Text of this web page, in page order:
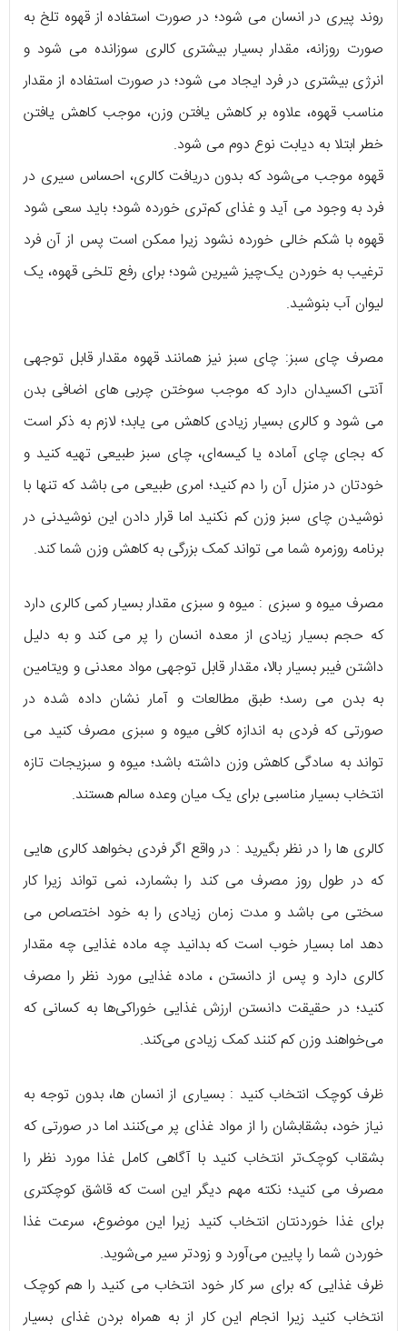
روند پیری در انسان می شود؛ در صورت استفاده از قهوه تلخ به
صورت روزانه، مقدار بسیار بیشتری کالری سوزانده می شود و
انرژی بیشتری در فرد ایجاد می شود؛ در صورت استفاده از مقدار
مناسب قهوه، علاوه‌ بر کاهش یافتن وزن، موجب کاهش یافتن
خطر ابتلا به دیابت نوع دوم می شود.
قهوه موجب می‌شود که بدون دریافت کالری، احساس سیری در
فرد به وجود می آید و غذای کم‌تری خورده شود؛ باید سعی شود
قهوه با شکم خالی خورده نشود زیرا ممکن است پس از آن فرد
ترغیب به خوردن یک‌چیز شیرین شود؛ برای رفع تلخی قهوه، یک
لیوان آب بنوشید.
مصرف چای سبز: چای سبز نیز همانند قهوه مقدار قابل توجهی
آنتی اکسیدان دارد که موجب سوختن چربی های اضافی بدن
می شود و کالری بسیار زیادی کاهش می یابد؛ لازم به ذکر است
که بجای چای آماده یا کیسه‌ای، چای سبز طبیعی تهیه کنید و
خودتان در منزل آن را دم کنید؛ امری طبیعی می باشد که تنها با
نوشیدن چای سبز وزن کم نکنید اما قرار دادن این نوشیدنی در
برنامه روزمره شما می تواند کمک بزرگی به کاهش وزن شما کند.
مصرف میوه و سبزی : میوه و سبزی مقدار بسیار کمی کالری دارد
که حجم بسیار زیادی از معده انسان را پر می کند و به دلیل
داشتن فیبر بسیار بالا، مقدار قابل توجهی مواد معدنی و ویتامین
به بدن می رسد؛ طبق مطالعات و آمار نشان داده شده در
صورتی که فردی به اندازه کافی میوه و سبزی مصرف کنید می
تواند به سادگی کاهش وزن داشته باشد؛ میوه و سبزیجات تازه
انتخاب بسیار مناسبی برای یک میان وعده سالم هستند.
کالری ها را در نظر بگیرید : در واقع اگر فردی بخواهد کالری هایی
که در طول روز مصرف می کند را بشمارد، نمی تواند زیرا کار
سختی می باشد و مدت زمان زیادی را به خود اختصاص می
دهد اما بسیار خوب است که بدانید چه ماده غذایی چه مقدار
کالری دارد و پس از دانستن ، ماده غذایی مورد نظر را مصرف
کنید؛ در حقیقت دانستن ارزش غذایی خوراکی‌ها به کسانی که
می‌خواهند وزن کم کنند کمک زیادی می‌کند.
ظرف کوچک انتخاب کنید : بسیاری از انسان ها، بدون توجه به
نیاز خود، بشقابشان را از مواد غذای پر می‌کنند اما در صورتی که
بشقاب کوچک‌تر انتخاب کنید با آگاهی کامل غذا مورد نظر را
مصرف می کنید؛ نکته مهم دیگر این است که قاشق کوچکتری
برای غذا خوردنتان انتخاب کنید زیرا این موضوع، سرعت غذا
خوردن شما را پایین می‌آورد و زودتر سیر می‌شوید.
ظرف غذایی که برای سر کار خود انتخاب می کنید را هم کوچک
انتخاب کنید زیرا انجام این کار از به همراه بردن غذای بسیار